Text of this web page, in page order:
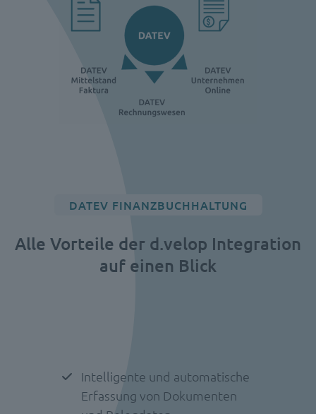
DATEV FINANZBUCHHALTUNG
Alle Vorteile der d.velop Integration
auf einen Blick
Intelligente und automatische
Erfassung von Dokumenten